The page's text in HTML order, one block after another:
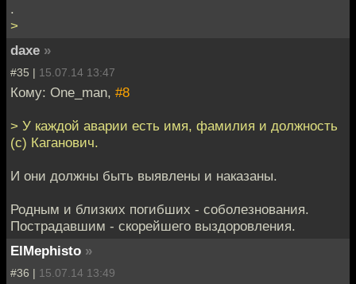
.
>
daxe »
#35 | 15.07.14 13:47
Кому: One_man, #8
> У каждой аварии есть имя, фамилия и должность
(c) Каганович.
И они должны быть выявлены и наказаны.
Родным и близких погибших - соболезнования.
Пострадавшим - скорейшего выздоровления.
ElMephisto »
#36 | 15.07.14 13:49